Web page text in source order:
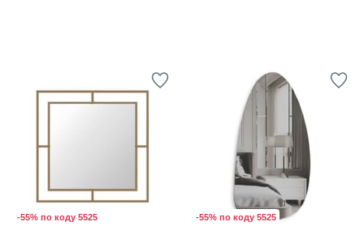
-55% по коду 5525 -55% по коду 5525